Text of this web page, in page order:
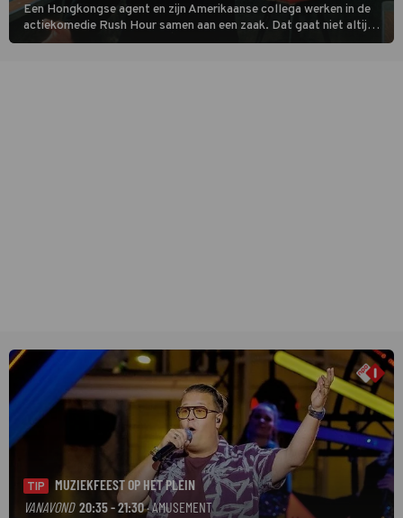
Een Hongkongse agent en zijn Amerikaanse collega werken in de
actiekomedie Rush Hour samen aan een zaak. Dat gaat niet altijd
van een leien dakje.
TIP
MUZIEKFEEST OP HET PLEIN
VANAVOND 20:35 - 21:30· AMUSEMENT